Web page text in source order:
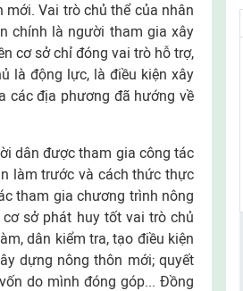
Vai trò chủ thể của nhân
chính là người tham gia xây
cơ sở chỉ đóng vai trò hỗ trợ,
là động lực, là điều kiện xây
các địa phương đã hướng về
dân được tham gia công tác
làm trước và cách thức thực
tham gia chương trình nông
sở phát huy tốt vai trò chủ
dân kiểm tra, tạo điều kiện
dựng nông thôn mới; quyết
do mình đóng góp... Đồng